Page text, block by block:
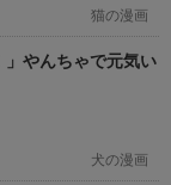
猫の漫画
」やんちゃで元気い
犬の漫画